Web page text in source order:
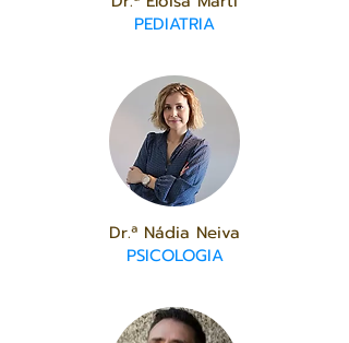
PEDIATRIA
Dr.ª Nádia Neiva
PSICOLOGIA